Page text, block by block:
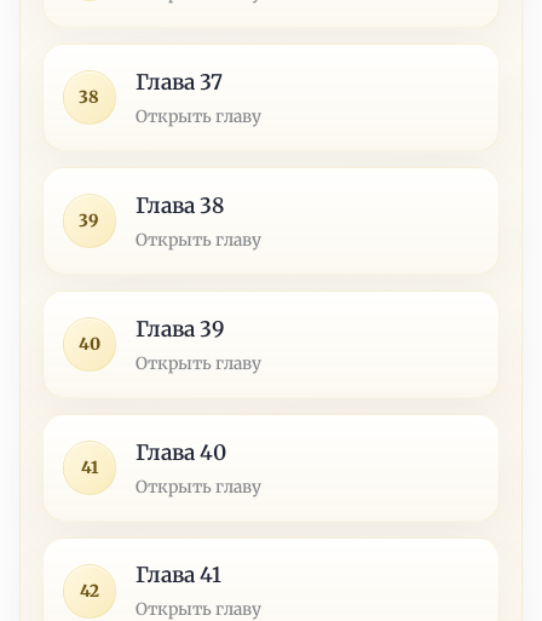
38
Глава 37
Открыть главу
39
Глава 38
Открыть главу
40
Глава 39
Открыть главу
41
Глава 40
Открыть главу
42
Глава 41
Открыть главу